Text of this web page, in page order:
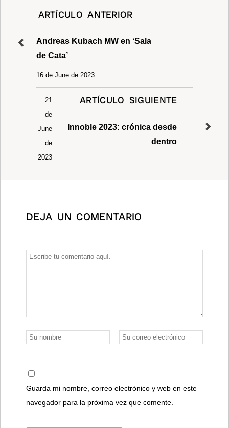
p
o
k
n
n
ARTÍCULO ANTERIOR
Andreas Kubach MW en ‘Sala
de Cata’
16 de June de 2023
ARTÍCULO SIGUIENTE
Innoble 2023: crónica desde
dentro
21
de
June
de
2023
DEJA UN COMENTARIO
Guarda mi nombre, correo electrónico y web en este
navegador para la próxima vez que comente.